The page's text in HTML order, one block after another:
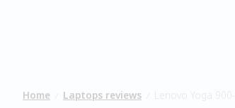
Home Laptops reviews Lenovo Yoga